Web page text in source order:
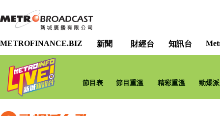
METROFINANCE.BIZ 新聞 財經台 知訊台
節目表 節目重溫 精彩重溫 勁爆